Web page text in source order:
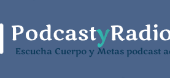
Escucha Cuerpo y Metas podcast